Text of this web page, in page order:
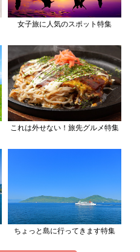
女子旅に人気のスポット特集
これは外せない！旅先グルメ特集
ちょっと島に行ってきます特集